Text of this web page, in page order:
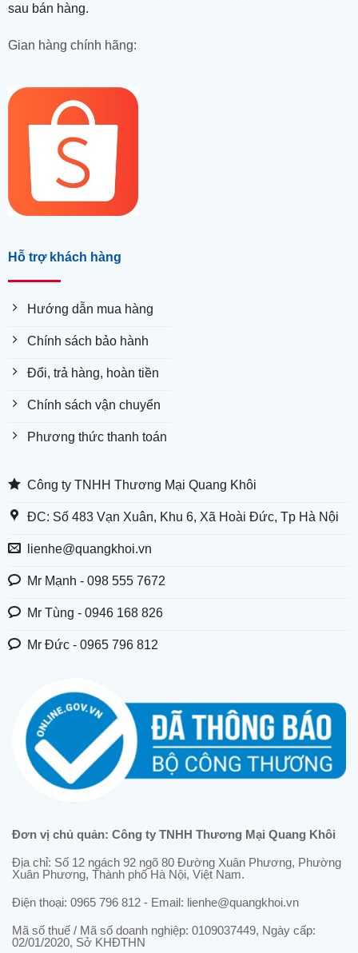
sau bán hàng.
Gian hàng chính hãng:
Hỗ trợ khách hàng
Hướng dẫn mua hàng
Chính sách bảo hành
Đổi, trả hàng, hoàn tiền
Chính sách vận chuyển
Phương thức thanh toán
Công ty TNHH Thương Mại Quang Khôi
ĐC: Số 483 Vạn Xuân, Khu 6, Xã Hoài Đức, Tp Hà Nội
lienhe@quangkhoi.vn
Mr Mạnh - 098 555 7672
Mr Tùng - 0946 168 826
Mr Đức - 0965 796 812
Đơn vị chủ quản: Công ty TNHH Thương Mại Quang Khôi
Địa chỉ: Số 12 ngách 92 ngõ 80 Đường Xuân Phương, Phường
Xuân Phương, Thành phố Hà Nội, Việt Nam.
Điện thoại: 0965 796 812 - Email: lienhe@quangkhoi.vn
Mã số thuế / Mã số doanh nghiệp: 0109037449, Ngày cấp:
02/01/2020, Sở KHĐTHN